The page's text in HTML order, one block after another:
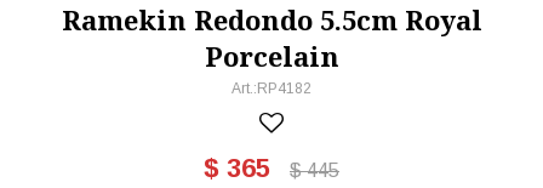
Ramekin Redondo 5.5cm Royal
Porcelain
RP4182
$ 365 $ 445